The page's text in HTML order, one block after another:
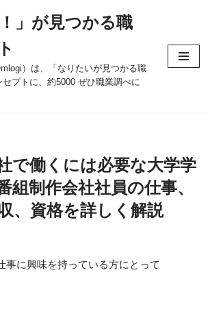
」が見つかる職
）は、「なりたいが見つかる職
プトに、約5000 ぜひ職業調べに
で働くには必要な大学学
組制作会社社員の仕事、
、資格を詳しく解説
事に興味を持っている方にとって